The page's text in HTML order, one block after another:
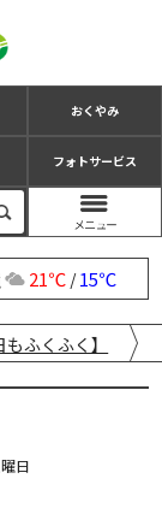
おくやみ
フォトサービス
21℃/15℃
ふくふく】
日